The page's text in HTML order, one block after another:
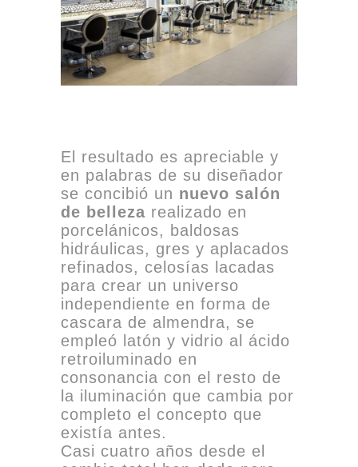
El resultado es apreciable y
en palabras de su diseñador
se concibió un nuevo salón
de belleza realizado en
porcelánicos, baldosas
hidráulicas, gres y aplacados
refinados, celosías lacadas
para crear un universo
independiente en forma de
cascara de almendra, se
empleó latón y vidrio al ácido
retroiluminado en
consonancia con el resto de
la iluminación que cambia por
completo el concepto que
existía antes.
Casi cuatro años desde el